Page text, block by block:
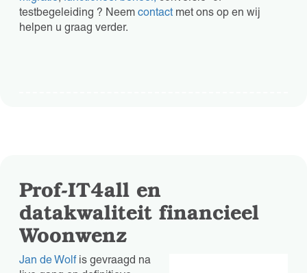
testbegeleiding ? Neem contact met ons op en wij
helpen u graag verder.
Prof-IT4all en
datakwaliteit financieel
Woonwenz
Jan de Wolfis gevraagd na